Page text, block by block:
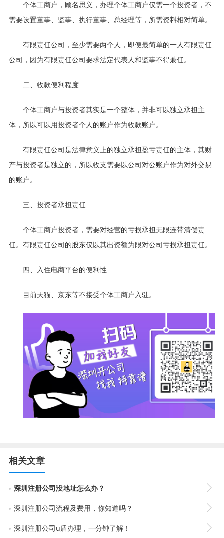
个体工商户，顾名思义，办理个体工商户仅需一个投资者，不
需要设置董事、监事、执行董事、总经理等，所需资料相对简单。
有限责任公司，至少需要两个人，即便最简单的一人有限责任
公司，因为有限责任公司要求法定代表人和监事不得兼任。
二、收款便利程度
个体工商户与投资者其实是一个整体，并非可以独立承担主
体，所以可以用投资者个人的账户作为收款账户。
有限责任公司是法律意义上的独立承担盈亏责任的主体，其财
产与投资者是独立的，所以收支需要以公司对公账户作为对外交易
的账户。
三、投资者承担责任
个体工商户投资者，需要对经营的亏损承担无限连带清偿责
任。有限责任公司的股东仅以其出资额为限对公司亏损承担责任。
四、入住电商平台的便利性
目前天猫、京东等不接受个体工商户入驻。
相关文章
深圳注册公司没地址怎么办？
深圳注册公司流程及费用，你知道吗？
深圳注册公司u盾办理，一分钟了解！